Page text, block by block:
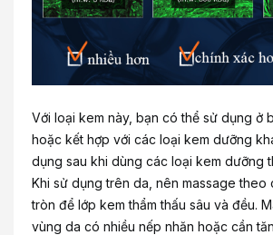
Với loại kem này, bạn có thể sử dụng ở
hoặc kết hợp với các loại kem dưỡng
dụng sau khi dùng các loại kem dưỡng
Khi sử dụng trên da, nên massage theo
tròn để lớp kem thẩm thấu sâu và đều.
vùng da có nhiều nếp nhăn hoặc cần